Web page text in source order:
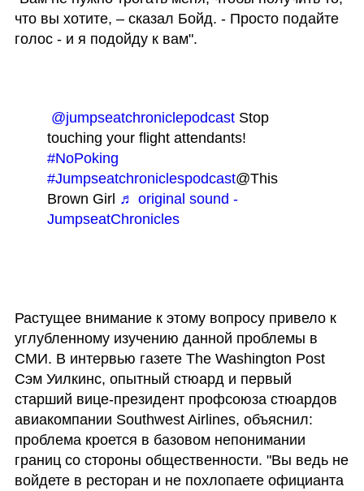
что вы хотите, – сказал Бойд. - Просто подайте
голос - и я подойду к вам".
@jumpseatchroniclepodcast Stop
#NoPoking
#Jumpseatchroniclespodcast@This
Brown Girl ♬ original sound -
JumpseatChronicles
Растущее внимание к этому вопросу привело к
углубленному изучению данной проблемы в
СМИ. В интервью газете The Washington Post
Сэм Уилкинс, опытный стюард и первый
старший вице-президент профсоюза стюардов
авиакомпании Southwest Airlines, объяснил:
проблема кроется в базовом непонимании
границ со стороны общественности. "Вы ведь не
войдете в ресторан и не похлопаете официанта